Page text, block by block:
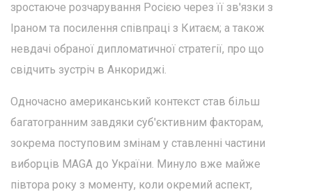
зростаюче розчарування Росією через її зв'язки з
Іраном та посилення співпраці з Китаєм; а також
невдачі обраної дипломатичної стратегії, про що
свідчить зустріч в Анкориджі.
Одночасно американський контекст став більш
багатогранним завдяки суб'єктивним факторам,
зокрема поступовим змінам у ставленні частини
виборців MAGA до України. Минуло вже майже
півтора року з моменту, коли окремий аспект,